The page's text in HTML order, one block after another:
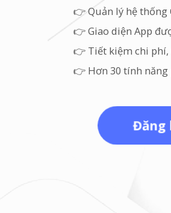
👉 Quản lý hệ thống
👉 Giao diện App
👉 Tiết kiệm chi phí,
👉 Hơn 30 tính
Đăng